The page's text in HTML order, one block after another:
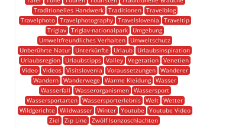
Traditionelles Handwerk Traditionen Travelblog
Travelphoto
Travelphotography Travelslovenia
Traveltip
Triglav Triglav-nationalpark
Umgebung
Umweltfreundliches Verhalten
Umweltschutz
Unberührte Natur
Unterkünfte Urlaub
Urlaubsinspiration
Urlaubsregion
Urlaubstipps Valley Vegetation Venetien
Video
Videos Visitslovenia Voraussetzungen
Wanderer
Wandern Wanderwege Warme Kleidung Wasser
Wasserfall
Wasserorganismen
Wassersport
Wassersportarten Wassersporterlebnis Welt Wetter
Wildgerichte
Wildwasser Winter Youtube
Youtube Video
Ziel
Zip Line Zwölf Isonzoschlachten